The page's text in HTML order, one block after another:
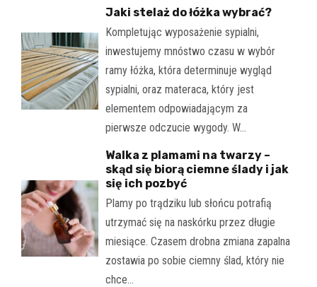
Jaki stelaż do łóżka wybrać?
Kompletując wyposażenie sypialni,
inwestujemy mnóstwo czasu w wybór
ramy łóżka, która determinuje wygląd
sypialni, oraz materaca, który jest
elementem odpowiadającym za
pierwsze odczucie wygody. W…
Walka z plamami na twarzy –
skąd się biorą ciemne ślady i jak
się ich pozbyć
Plamy po trądziku lub słońcu potrafią
utrzymać się na naskórku przez długie
miesiące. Czasem drobna zmiana zapalna
zostawia po sobie ciemny ślad, który nie
chce…